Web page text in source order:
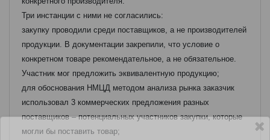
Три инстанции с ними не согласились:
закупку проводили среди поставщиков, а не производителей
продукции. В документации закрепили, что условие о
конкретном товаре рекомендательное, а не обязательное.
Участник мог предложить эквивалентную продукцию;
для обоснования НМЦД методом анализа рынка заказчик
использовал 3 коммерческих предложения разных
поставщиков – потенциальных участников закупки, которые
могли бы поставить товар;